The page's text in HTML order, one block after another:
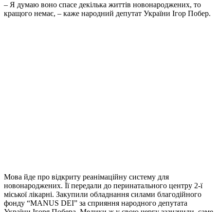
– Я думаю воно спасе декілька життів новонароджених, то
кращого немає, – каже народний депутат України Ігор Побер.
Мова йде про відкриту реанімаційну систему для
новонароджених. Її передали до перинатального центру 2-ї
міської лікарні. Закупили обладнання силами благодійного
фонду “MANUS DEI” за сприяння народного депутата